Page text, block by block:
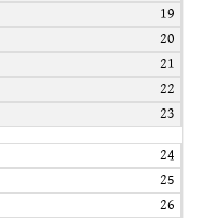
19
20
21
22
23
24
25
26